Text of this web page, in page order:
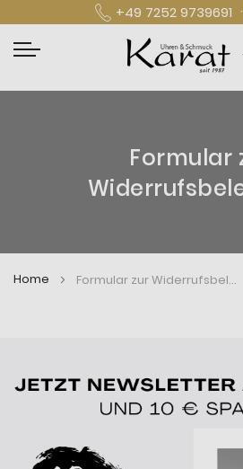
+49 7252 9739691 ·
Formular
Home Formular zur Widerrufsbelehrung